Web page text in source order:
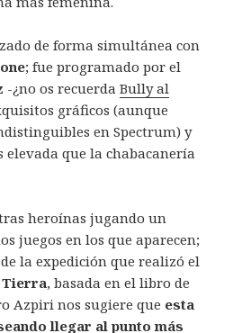
de forma simultánea con
; fue programado por el
-¿no os recuerdaBully al
gráficos (aunque
en Spectrum) y
que la chabacanería
heroínas jugando un
juegos en los que aparecen;
la expedición que realizó el
Tierra, basada en el libro de
Azpiri nos sugiere que esta
llegar al punto más